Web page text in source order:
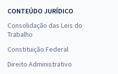
CONTEÚDO JURÍDICO
Consolidação das Leis do
Trabalho
Constituição Federal
Direito Administrativo